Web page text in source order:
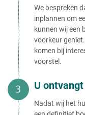
Huis verkopen aan een
verstandig?
Huis verkopen aan
vastgoedhandelaar
Huis verkopen aan
vastgoedmaatschappij
Huis verkopen
aan vastgoedmakelaar
Huis verkopen aan expats
Huis verkopen aan BV
Huis verkopen aan
Huis verkopen aan
We bespreken
inplannen om
kunnen wij een
voorkeur
komen bij
voorstel.
U
Nadat wij het